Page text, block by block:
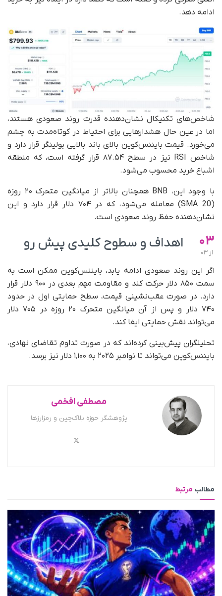
ادامه دهد.
شاخص‌های تکنیکال نشان‌دهنده قدرت روند صعودی هستند،
اما در عین حال هشدارهایی برای احتیاط در کوتاه‌مدت به چشم
می‌خورد. قیمت بایننس‌کوین بالای باند بالایی بولینگر قرار دارد و
شاخص RSI نیز در سطح ۸۷.۵۴ قرار گرفته است، که منطقه
اشباع خرید محسوب می‌شود.
با وجود این، BNB همچنان بالاتر از میانگین متحرک ۲۰ روزه
(SMA 20) معامله می‌شود، که در ۷۰۴ دلار قرار دارد و این
نشان‌دهنده حفظ روند صعودی است.
03
از 03
اهداف و سطوح کلیدی پیش‌ رو
اگر این روند صعودی ادامه یابد، بایننس‌کوین ممکن است به
سمت ۸۵۰ دلار حرکت کند و مقاومت مهم بعدی در ۹۰۰ دلار قرار
دارد. در صورت عقب‌نشینی قیمت، سطح حمایتی اول در حدود
۷۴۰ دلار و پس از آن میانگین متحرک ۲۰ روزه در ۷۰۵ دلار
می‌تواند نقش حمایتی ایفا کند.
تحلیلگران پیش‌بینی کرده‌اند که در صورت تداوم تقاضای نهادی،
بایننس‌کوین می‌تواند تا نوامبر ۲۰۲۵ به ۱٬۱۰۰ دلار نیز برسد.
مصطفی افخمی
پژوهشگر حوزه بلاک‌چین و رمزارزها
مطالب مرتبط